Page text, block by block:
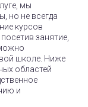
мы
но не всегда
курсов
занятие,
школе. Ниже
областей
и